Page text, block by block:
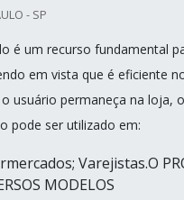
- SP
é um recurso fundamental
em vista que é eficiente
usuário permaneça na loja,
pode ser utilizado em:
Varejistas.O
MODELOS